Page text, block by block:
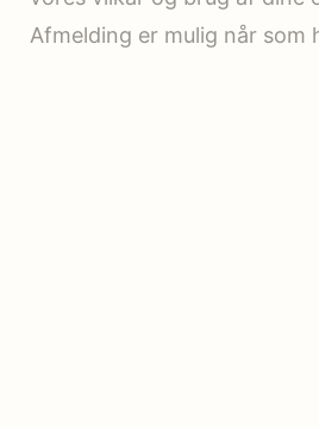
Afmelding er mulig når som